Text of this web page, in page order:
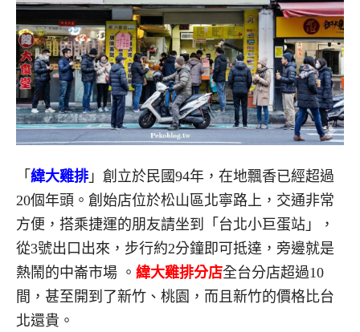
「 緯大雞排 」 創立於民國94年，在地飄香已經超過
20個年頭。 創始店位於松山區北寧路上，交通非常
方便，搭乘捷運的朋友請坐到「台北小巨蛋站」，
從3號出口出來，步行約2分鐘即可抵達，旁邊就是
熱鬧的中崙市場 。 緯大雞排分店全台分店超過10
間，甚至開到了新竹、桃園，而且新竹的價格比台
北還貴。